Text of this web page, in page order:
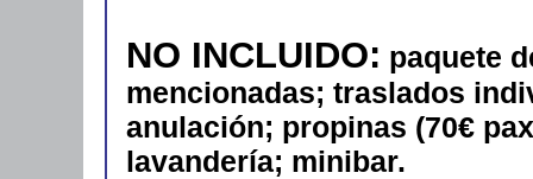
NO INCLUIDO: paquete
mencionadas; traslados
anulación; propinas (70€
lavandería; minibar.